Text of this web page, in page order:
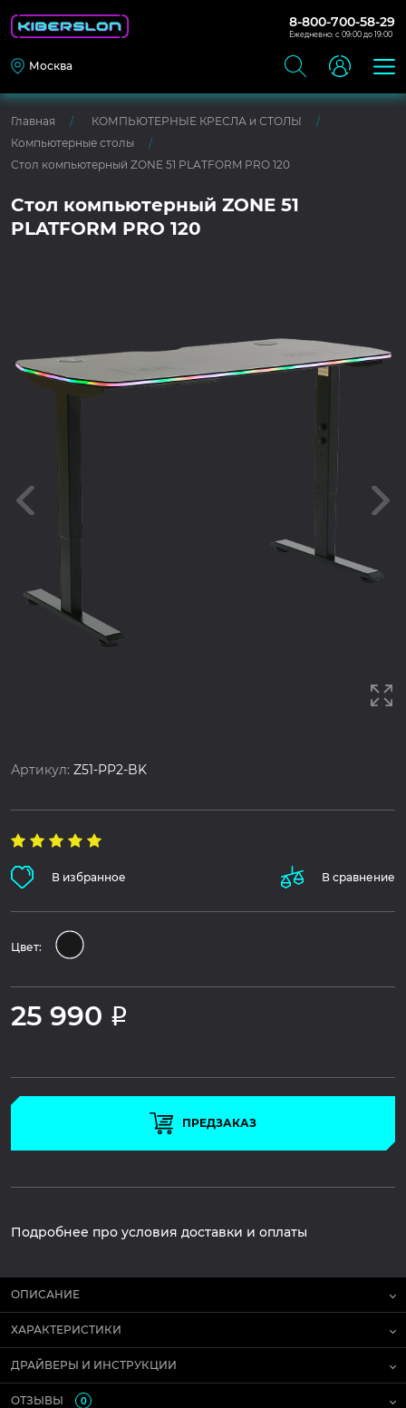
8-800-700-58-29
Ежедневно: с 09:00 до 19:00
Москва
Главная
КОМПЬЮТЕРНЫЕ КРЕСЛА и СТОЛЫ
Компьютерные столы
Стол компьютерный ZONE 51 PLATFORM PRO 120
Стол компьютерный ZONE 51
PLATFORM PRO 120
Артикул:Z51-PP2-BK
В избранное В сравнение
Цвет:
25 990 Р
ПРЕДЗАКАЗ
Подробнее про условия доставки и оплаты
ОПИСАНИЕ
ХАРАКТЕРИСТИКИ
ДРАЙВЕРЫ И ИНСТРУКЦИИ
ОТЗЫВЫ 0